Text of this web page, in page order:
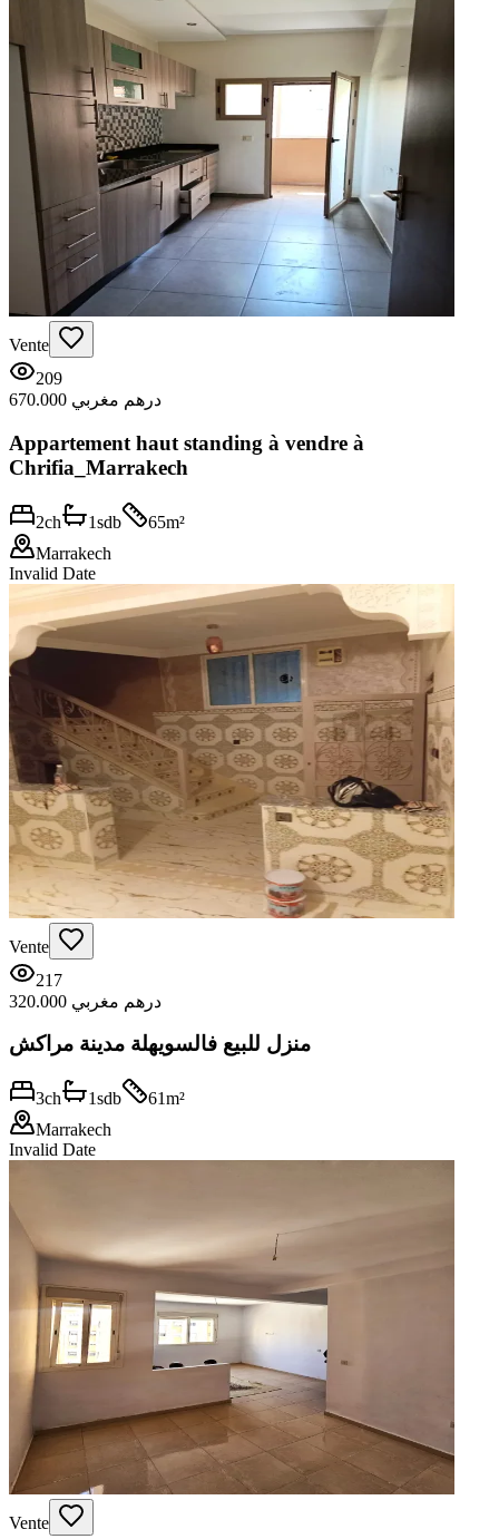
Vente
209
670.000 درهم مغربي
Appartement haut standing à vendre à
Chrifia_Marrakech
2ch 1sdb 65m²
Marrakech
Invalid Date
Vente
217
320.000 درهم مغربي
منزل للبيع فالسويهلة مدينة مراكش
3ch 1sdb 61m²
Marrakech
Invalid Date
Vente